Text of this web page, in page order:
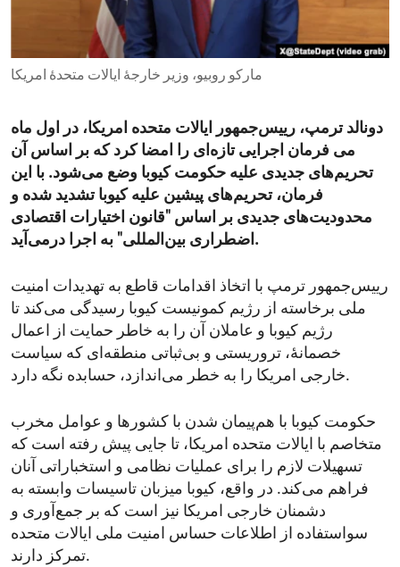
ENVIRONMENT AND HEALTH
IDEALS AND INSTITUTIONS
مارکو روبیو، وزیر خارجۀ ایالات متحدۀ امریکا
دونالد ترمپ، رییس‌جمهور ایالات متحده امریکا، در اول ماه
می فرمان اجرایی تازه‌ای را امضا کرد که بر اساس آن
تحریم‌های جدیدی علیه حکومت کیوبا وضع می‌شود. با این
فرمان، تحریم‌های پیشین علیه کیوبا تشدید شده و
محدودیت‌های جدیدی بر اساس "قانون اختیارات اقتصادی
اضطراری بین‌المللی" به اجرا درمی‌آید.
رییس‌جمهور ترمپ با اتخاذ اقدامات قاطع به تهدیدات امنیت
ملی برخاسته از رژیم کمونیست کیوبا رسیدگی می‌کند تا
رژیم کیوبا و عاملان آن را به خاطر حمایت از اعمال
خصمانهٔ، تروریستی و بی‌ثباتی منطقه‌ای که سیاست
خارجی امریکا را به خطر می‌اندازد، حسابده نگه دارد.
حکومت کیوبا با هم‌پیمان شدن با کشورها و عوامل مخرب
متخاصم با ایالات متحده امریکا، تا جایی پیش رفته است که
تسهیلات لازم را برای عملیات‌ نظامی و استخباراتی آنان
فراهم می‌کند. در واقع، کیوبا میزبان تاسیسات وابسته به
دشمنان خارجی امریکا نیز است که بر جمع‌آوری و
سواستفاده از اطلاعات حساس امنیت ملی ایالات متحده
تمرکز دارند.